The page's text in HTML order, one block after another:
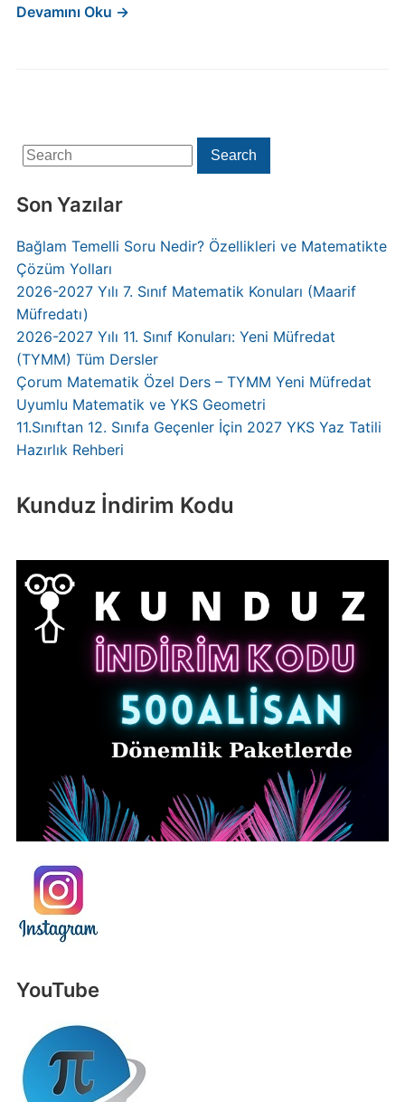
Search
for:
Search
Son Yazılar
Bağlam Temelli Soru Nedir? Özellikleri ve Matematikte
Çözüm Yolları
2026-2027 Yılı 7. Sınıf Matematik Konuları (Maarif
Müfredatı)
2026-2027 Yılı 11. Sınıf Konuları: Yeni Müfredat
(TYMM) Tüm Dersler
Çorum Matematik Özel Ders – TYMM Yeni Müfredat
Uyumlu Matematik ve YKS Geometri
11.Sınıftan 12. Sınıfa Geçenler İçin 2027 YKS Yaz Tatili
Hazırlık Rehberi
Kunduz İndirim Kodu
Devamını Oku →
YouTube